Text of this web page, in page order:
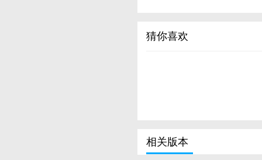
猜你喜欢
相关版本